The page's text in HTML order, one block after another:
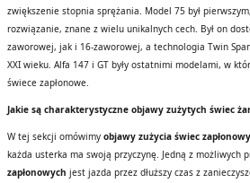
zwiększenie stopnia sprężania. Model 75 był
rozwiązanie, znane z wielu unikalnych cech. Był on
zaworowej, jak i 16-zaworowej, a technologia Twin
XXI wieku. Alfa 147 i GT były ostatnimi modelami, w
świece zapłonowe.
Jakie są charakterystyczne objawy zużytych świec
W tej sekcji omówimy objawy zużycia świec
każda usterka ma swoją przyczynę. Jedną z możliwych
zapłonowych jest jazda przez dłuższy czas z